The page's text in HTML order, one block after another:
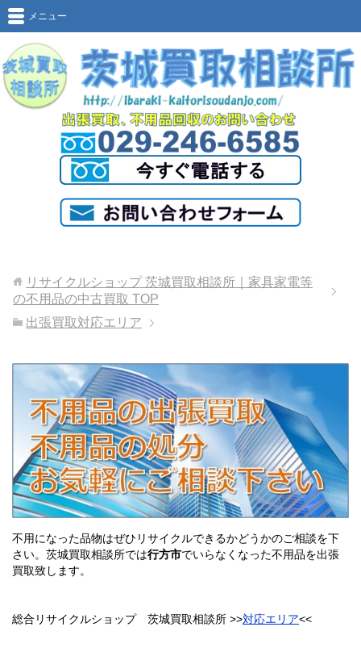
メニュー
リサイクルショップ 茨城買取相談所｜家具家電等
の不用品の中古買取 TOP
出張買取対応エリア
不用になった品物はぜひリサイクルできるかどうかのご相談を下
さい。茨城買取相談所では行方市でいらなくなった不用品を出張
買取致します。
総合リサイクルショップ 茨城買取相談所 >>対応エリア<<